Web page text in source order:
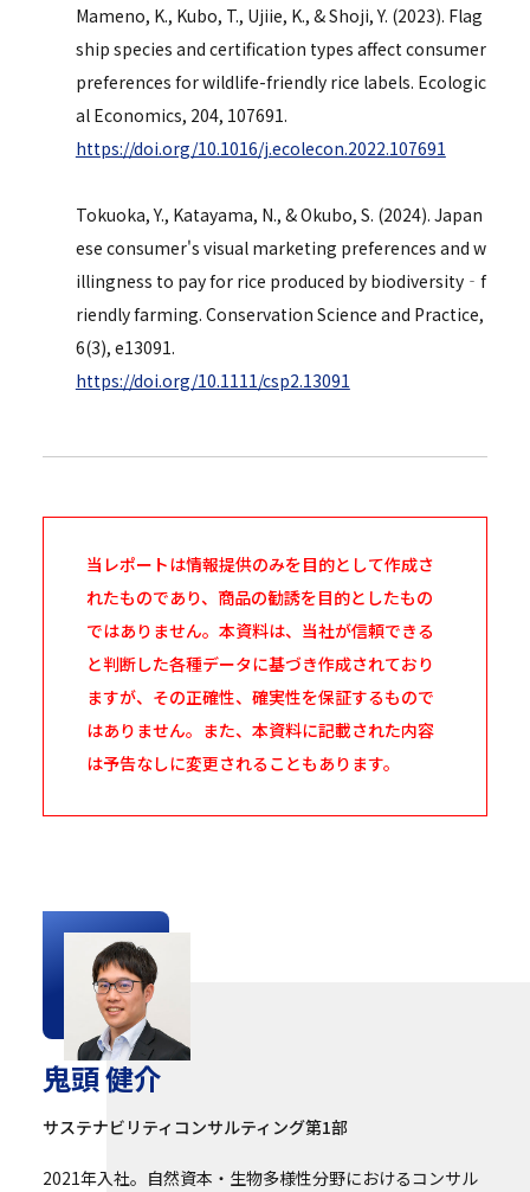
Mameno, K., Kubo, T., Ujiie, K., & Shoji, Y. (2023). Flag
ship species and certification types affect consumer
preferences for wildlife-friendly rice labels. Ecologic
al Economics, 204, 107691.
https://doi.org/10.1016/j.ecolecon.2022.107691
Tokuoka, Y., Katayama, N., & Okubo, S. (2024). Japan
ese consumer's visual marketing preferences and w
illingness to pay for rice produced by biodiversity‐f
riendly farming. Conservation Science and Practice,
6(3), e13091.
https://doi.org/10.1111/csp2.13091
当レポートは情報提供のみを目的として作成さ
れたものであり、商品の勧誘を目的としたもの
ではありません。本資料は、当社が信頼できる
と判断した各種データに基づき作成されており
ますが、その正確性、確実性を保証するもので
はありません。また、本資料に記載された内容
は予告なしに変更されることもあります。
鬼頭 健介
サステナビリティコンサルティング第1部
2021年入社。自然資本・生物多様性分野におけるコンサル